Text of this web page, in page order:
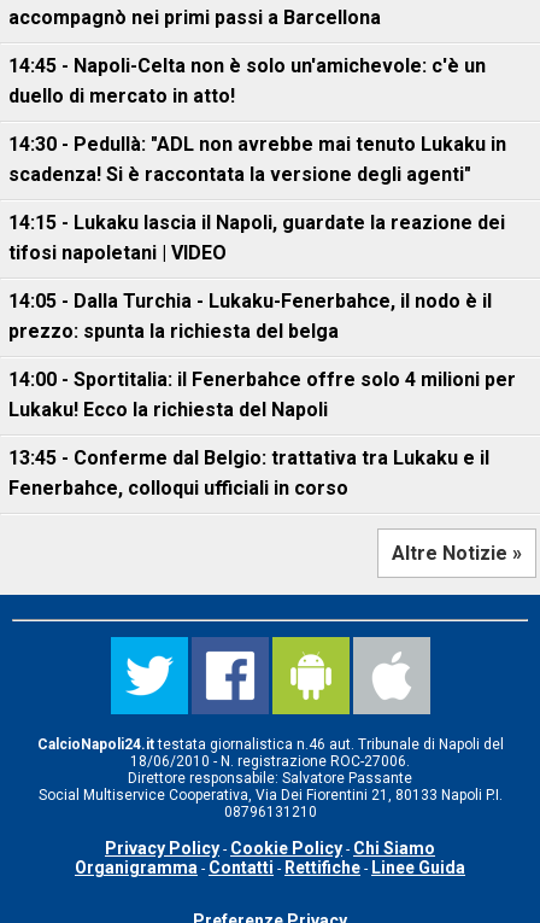
accompagnò nei primi passi a Barcellona
14:45 - Napoli-Celta non è solo un'amichevole: c'è un
duello di mercato in atto!
14:30 - Pedullà: "ADL non avrebbe mai tenuto Lukaku in
scadenza! Si è raccontata la versione degli agenti"
14:15 - Lukaku lascia il Napoli, guardate la reazione dei
tifosi napoletani | VIDEO
14:05 - Dalla Turchia - Lukaku-Fenerbahce, il nodo è il
prezzo: spunta la richiesta del belga
14:00 - Sportitalia: il Fenerbahce offre solo 4 milioni per
Lukaku! Ecco la richiesta del Napoli
13:45 - Conferme dal Belgio: trattativa tra Lukaku e il
Fenerbahce, colloqui ufficiali in corso
Altre Notizie »
CalcioNapoli24.ittestata giornalistica n.46 aut. Tribunale di Napoli del
18/06/2010 - N. registrazione ROC-27006.
Direttore responsabile: Salvatore Passante
Social Multiservice Cooperativa, Via Dei Fiorentini 21, 80133 Napoli P.I.
08796131210
Privacy Policy - Cookie Policy - Chi Siamo
Organigramma - Contatti - Rettifiche - Linee Guida